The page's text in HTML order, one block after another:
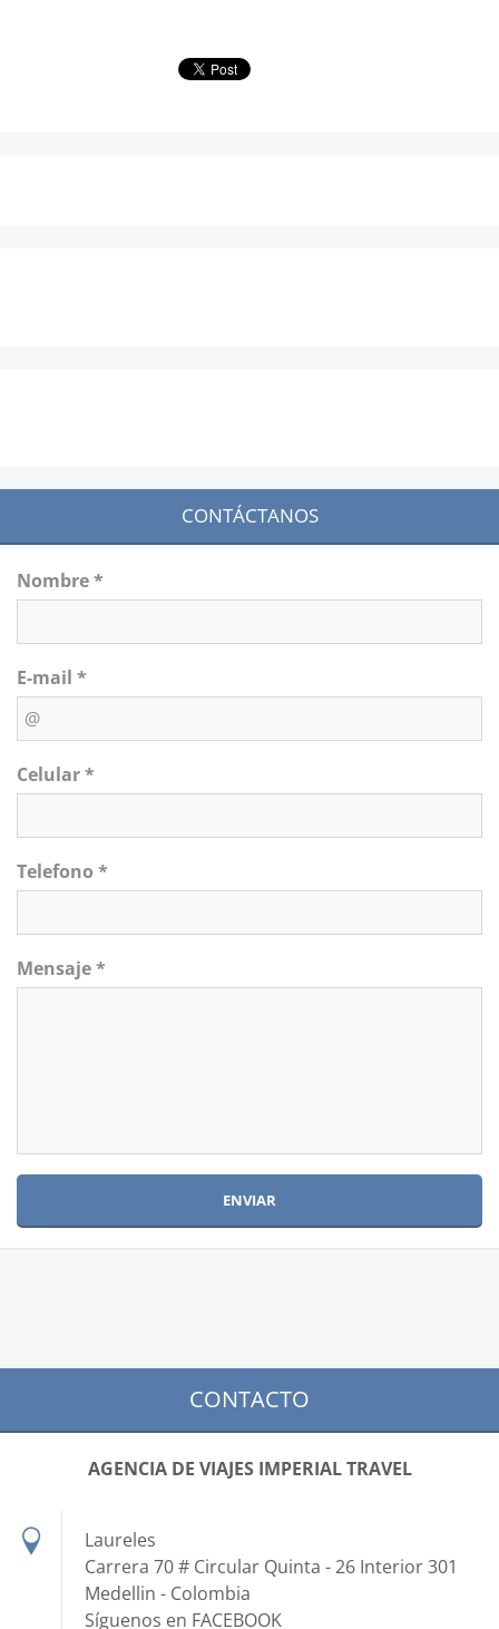
CONTÁCTANOS
Nombre *
E-mail *
Celular *
Telefono *
Mensaje *
CONTACTO
AGENCIA DE VIAJES IMPERIAL TRAVEL
Laureles
Carrera 70 # Circular Quinta - 26 Interior 301
Medellin - Colombia
Síguenos en FACEBOOK